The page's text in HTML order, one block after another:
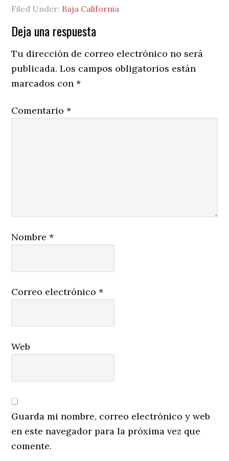
Filed Under: Baja California
Reader
Interactions
Deja una respuesta
Tu dirección de correo electrónico no será
publicada. Los campos obligatorios están
marcados con*
Comentario*
Nombre*
Correo electrónico*
Web
Guarda mi nombre, correo electrónico y web
en este navegador para la próxima vez que
comente.